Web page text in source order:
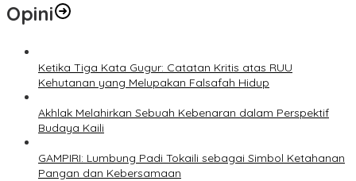
Opini
Ketika Tiga Kata Gugur: Catatan Kritis atas RUU
Kehutanan yang Melupakan Falsafah Hidup
Akhlak Melahirkan Sebuah Kebenaran dalam Perspektif
Budaya Kaili
GAMPIRI: Lumbung Padi Tokaili sebagai Simbol Ketahanan
Pangan dan Kebersamaan